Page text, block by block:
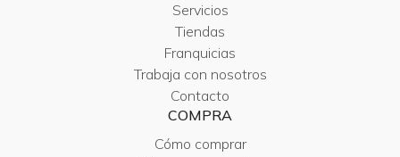
Servicios
Tiendas
Franquicias
Trabaja con nosotros
Contacto
COMPRA
Cómo comprar